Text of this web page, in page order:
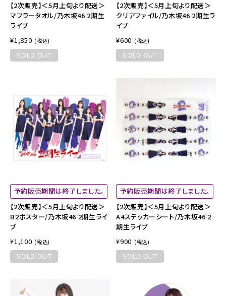
【2次販売】＜5月上旬より配送＞
マフラータオル/乃木坂46 2期生
ライブ
¥1,850 (税込)
SOLD OUT
【2次販売】＜5月上旬より配送＞
クリアファイル/乃木坂46 2期生ラ
イブ
¥600 (税込)
SOLD OUT
予約販売期間は終了しました。
【2次販売】＜5月上旬より配送＞
B2ポスター/乃木坂46 2期生ライ
ブ
¥1,100 (税込)
SOLD OUT
予約販売期間は終了しました。
【2次販売】＜5月上旬より配送＞
A4ステッカーシート/乃木坂46 2
期生ライブ
¥900 (税込)
SOLD OUT